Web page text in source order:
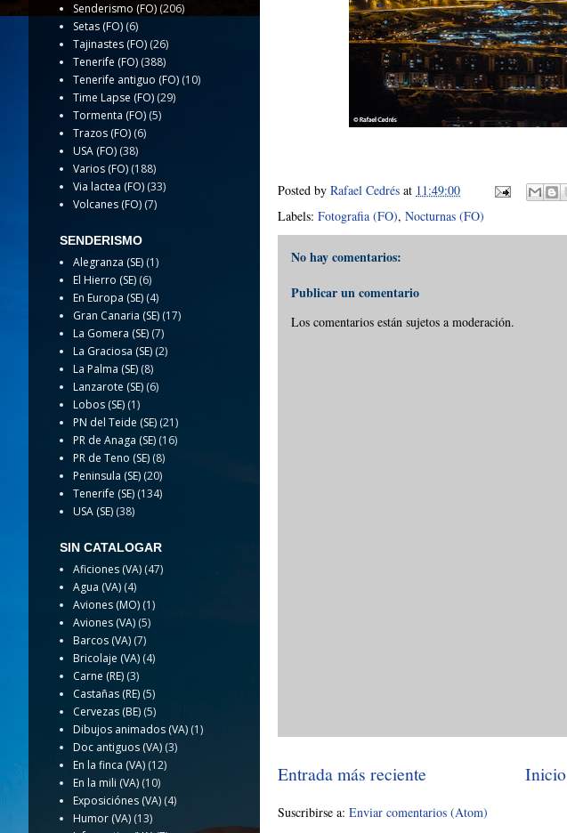
Posted by Rafael Cedrés at 11:49:00
Labels: Fotografia (FO), Nocturnas (FO)
No hay comentarios:
Publicar un comentario
Los comentarios están sujetos a moderación.
Entrada más reciente Inicio
Suscribirse a: Enviar comentarios (Atom)
Senderismo (FO) (206)
Setas (FO) (6)
Tajinastes (FO) (26)
Tenerife (FO) (388)
Tenerife antiguo (FO) (10)
Time Lapse (FO) (29)
Tormenta (FO) (5)
Trazos (FO) (6)
USA (FO) (38)
Varios (FO) (188)
Via lactea (FO) (33)
Volcanes (FO) (7)
SENDERISMO
Alegranza (SE) (1)
El Hierro (SE) (6)
En Europa (SE) (4)
Gran Canaria (SE) (17)
La Gomera (SE) (7)
La Graciosa (SE) (2)
La Palma (SE) (8)
Lanzarote (SE) (6)
Lobos (SE) (1)
PN del Teide (SE) (21)
PR de Anaga (SE) (16)
PR de Teno (SE) (8)
Peninsula (SE) (20)
Tenerife (SE) (134)
USA (SE) (38)
SIN CATALOGAR
Aficiones (VA) (47)
Agua (VA) (4)
Aviones (MO) (1)
Aviones (VA) (5)
Barcos (VA) (7)
Bricolaje (VA) (4)
Carne (RE) (3)
Castañas (RE) (5)
Cervezas (BE) (5)
Dibujos animados (VA) (1)
Doc antiguos (VA) (3)
En la finca (VA) (12)
En la mili (VA) (10)
Exposiciónes (VA) (4)
Humor (VA) (13)